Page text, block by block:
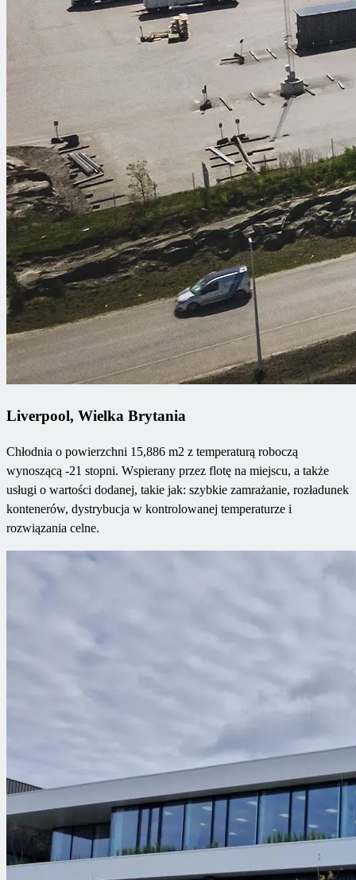
Liverpool, Wielka Brytania
Chłodnia o powierzchni 15,886 m2 z temperaturą roboczą
wynoszącą -21 stopni. Wspierany przez flotę na miejscu, a także
usługi o wartości dodanej, takie jak: szybkie zamrażanie, rozładunek
kontenerów, dystrybucja w kontrolowanej temperaturze i
rozwiązania celne.